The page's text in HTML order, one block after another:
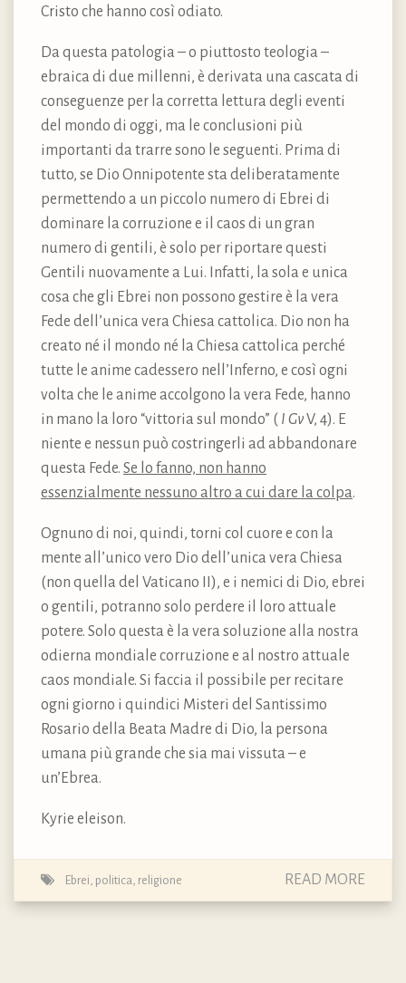
Cristo che hanno così odiato.
Da questa patologia – o piuttosto teologia –
ebraica di due millenni, è derivata una cascata di
conseguenze per la corretta lettura degli eventi
del mondo di oggi, ma le conclusioni più
importanti da trarre sono le seguenti. Prima di
tutto, se Dio Onnipotente sta deliberatamente
permettendo a un piccolo numero di Ebrei di
dominare la corruzione e il caos di un gran
numero di gentili, è solo per riportare questi
Gentili nuovamente a Lui. Infatti, la sola e unica
cosa che gli Ebrei non possono gestire è la vera
Fede dell’unica vera Chiesa cattolica. Dio non ha
creato né il mondo né la Chiesa cattolica perché
tutte le anime cadessero nell’Inferno, e così ogni
volta che le anime accolgono la vera Fede, hanno
in mano la loro “vittoria sul mondo” ( I GvV, 4). E
niente e nessun può costringerli ad abbandonare
questa Fede. Se lo fanno, non hanno
essenzialmente nessuno altro a cui dare la colpa.
Ognuno di noi, quindi, torni col cuore e con la
mente all’unico vero Dio dell’unica vera Chiesa
(non quella del Vaticano II), e i nemici di Dio, ebrei
o gentili, potranno solo perdere il loro attuale
potere. Solo questa è la vera soluzione alla nostra
odierna mondiale corruzione e al nostro attuale
caos mondiale. Si faccia il possibile per recitare
ogni giorno i quindici Misteri del Santissimo
Rosario della Beata Madre di Dio, la persona
umana più grande che sia mai vissuta – e
un’Ebrea.
Kyrie eleison.
Ebrei politica religione READ MORE